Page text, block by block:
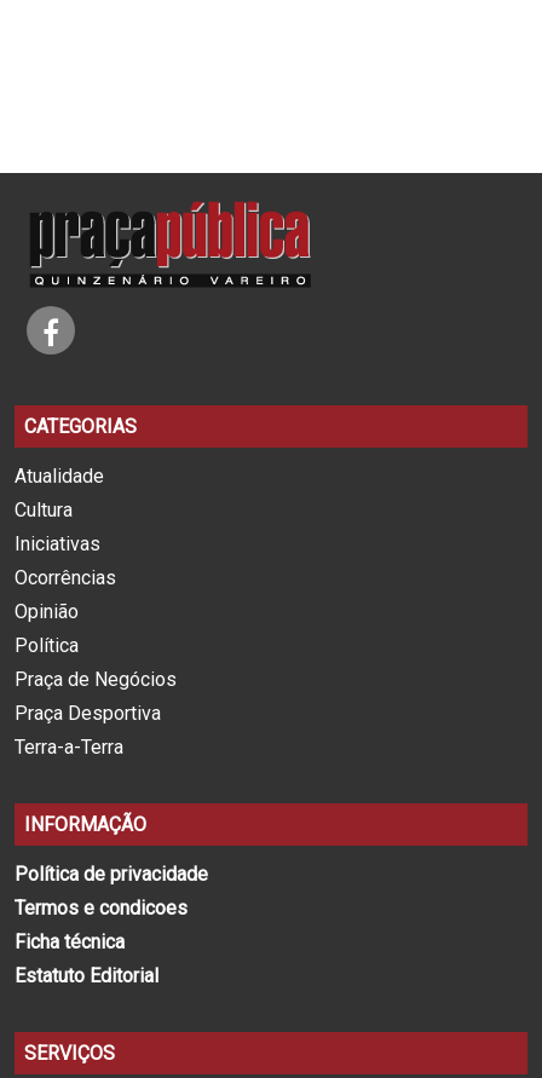
CATEGORIAS
Atualidade
Cultura
Iniciativas
Ocorrências
Opinião
Política
Praça de Negócios
Praça Desportiva
Terra-a-Terra
INFORMAÇÃO
Política de privacidade
Termos e condicoes
Ficha técnica
Estatuto Editorial
SERVIÇOS